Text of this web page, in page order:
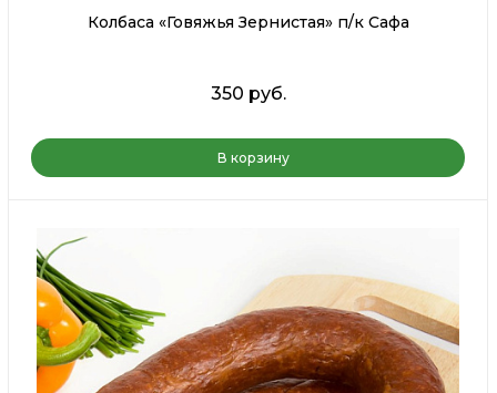
Колбаса «Говяжья Зернистая» п/к Сафа
350 руб.
В корзину